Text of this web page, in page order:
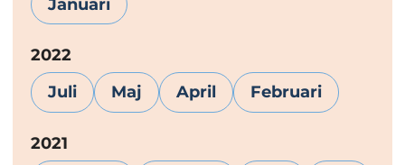
Januari
År:
2022
Juli
Maj April Februari
År:
2021